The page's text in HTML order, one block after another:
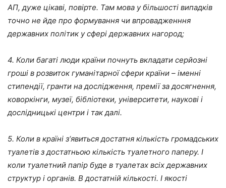
АП, дуже цікаві, повірте. Там мова у більшості випадків
точно не йде про формування чи впровадженння
державних політик у сфері державних нагород;
4. Коли багаті люди країни почнуть вкладати серйозні
гроші в розвиток гуманітарної сфери країни – іменні
стипендії, гранти на дослідження, премії за досягнення,
коворкінги, музеї, бібліотеки, університети, наукові і
дослідницькі центри і так далі.
5. Коли в країні з‘явиться достатня кількість громадських
туалетів з достатньою кількість туалетного паперу. І
коли туалетний папір буде в туалетах всіх державних
структур і органів. В достатній кількості. І якості